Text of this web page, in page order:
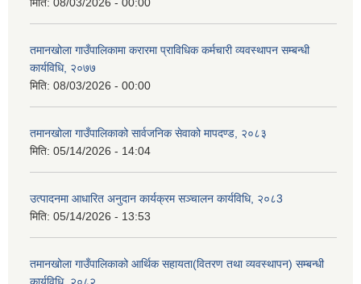
तमानखोला गाउँपालिकामा करारमा प्राविधिक कर्मचारी व्यवस्थापन सम्बन्धी
कार्यविधि, २०७७
मिति: 08/03/2026 - 00:00
तमानखोला गाउँपालिकाको सार्वजनिक सेवाको मापदण्ड, २०८३
मिति: 05/14/2026 - 14:04
उत्पादनमा आधारित अनुदान कार्यक्रम सञ्चालन कार्यविधि, २०८3
मिति: 05/14/2026 - 13:53
तमानखोला गाउँपालिकाको आर्थिक सहायता(वितरण तथा व्यवस्थापन) सम्बन्धी